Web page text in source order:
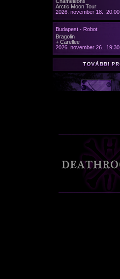
Arctic Moon Tour
2026. november 18., 20:00
Budapest - Robot
Bragolin
+ Carellee
2026. november 26., 19:30